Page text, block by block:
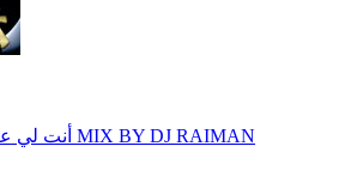
ZOUBIR AL BOSS 2015 أنت لي عندي MIX BY DJ RAIMAN